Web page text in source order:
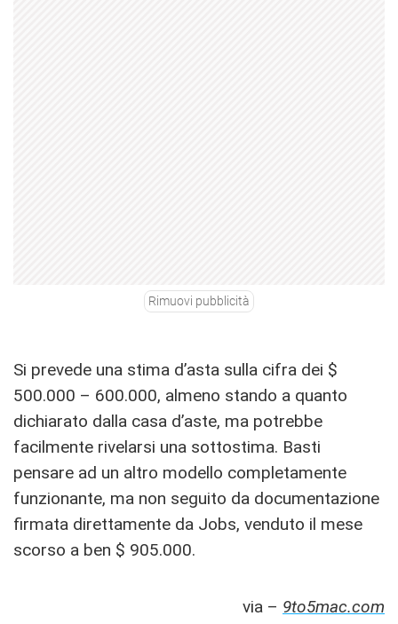
Rimuovi pubblicità
Si prevede una stima d’asta sulla cifra dei $
500.000 – 600.000, almeno stando a quanto
dichiarato dalla casa d’aste, ma potrebbe
facilmente rivelarsi una sottostima. Basti
pensare ad un altro modello completamente
funzionante, ma non seguito da documentazione
firmata direttamente da Jobs, venduto il mese
scorso a ben $ 905.000.
via – 9to5mac.com